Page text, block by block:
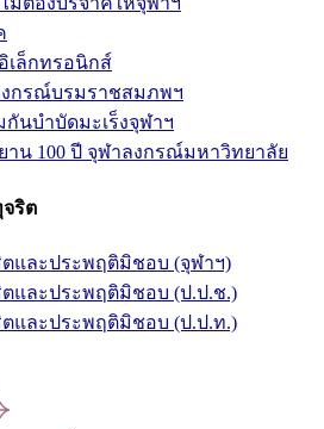
เล็กทรอนิกส์
กรณ์บรมราชสมภพฯ
นบำบัดมะเร็งจุฬาฯ
าน 100 ปี จุฬาลงกรณ์มหาวิทยาลัย
จริต
ตและประพฤติมิชอบ (จุฬาฯ)
ตและประพฤติมิชอบ (ป.ป.ช.)
ตและประพฤติมิชอบ (ป.ป.ท.)